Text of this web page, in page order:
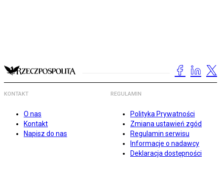
KONTAKT
O nas
Kontakt
Napisz do nas
REGULAMIN
Polityka Prywatności
Zmiana ustawień zgód
Regulamin serwisu
Informacje o nadawcy
Deklaracja dostępności